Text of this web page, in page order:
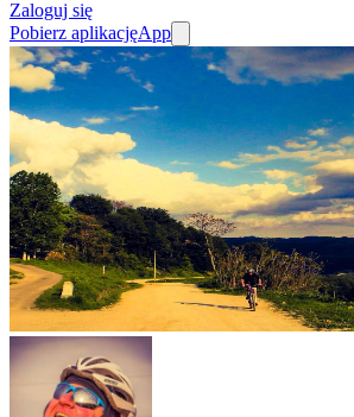
Zaloguj się
Pobierz aplikacjęApp